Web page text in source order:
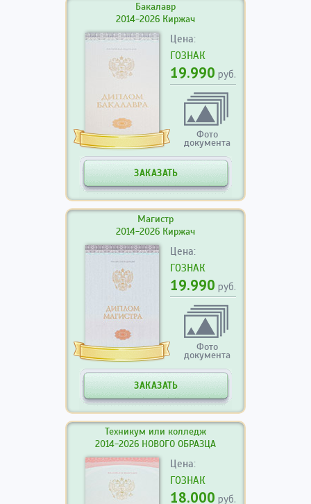
Бакалавр
2014-2026 Киржач
Цена:
ГОЗНАК
19.990 руб.
Фото
документа
ЗАКАЗАТЬ
Магистр
2014-2026 Киржач
Цена:
ГОЗНАК
19.990 руб.
Фото
документа
ЗАКАЗАТЬ
Техникум или колледж
2014-2026 НОВОГО ОБРАЗЦА
Цена:
ГОЗНАК
18.000 руб.